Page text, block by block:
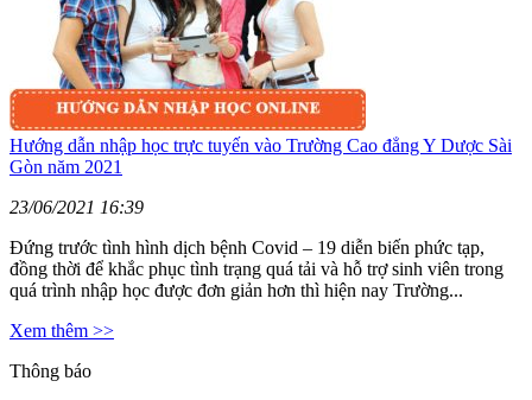
Hướng dẫn nhập học trực tuyến vào Trường Cao đẳng Y Dược Sài
Gòn năm 2021
23/06/2021 16:39
Đứng trước tình hình dịch bệnh Covid – 19 diễn biến phức tạp,
đồng thời để khắc phục tình trạng quá tải và hỗ trợ sinh viên trong
quá trình nhập học được đơn giản hơn thì hiện nay Trường...
Xem thêm >>
Thông báo